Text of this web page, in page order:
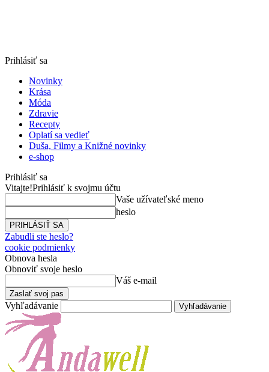
Prihlásiť sa
Novinky
Krása
Móda
Zdravie
Recepty
Oplatí sa vedieť
Duša, Filmy a Knižné novinky
e-shop
Prihlásiť sa
Vitajte!Prihlásiť k svojmu účtu
Vaše užívateľské meno
heslo
Zabudli ste heslo?
cookie podmienky
Obnova hesla
Obnoviť svoje heslo
Váš e-mail
Vyhľadávanie